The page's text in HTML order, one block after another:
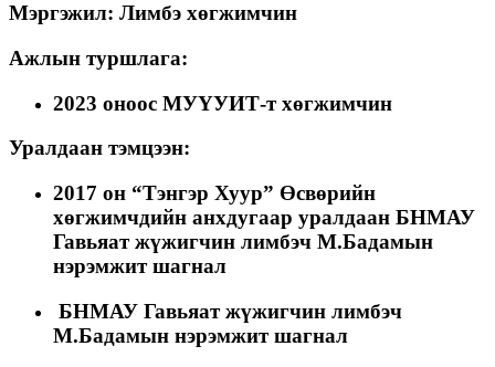
Мэргэжил: Лимбэ хөгжимчин
Ажлын туршлага:
2023 оноос МУҮУИТ-т хөгжимчин
Уралдаан тэмцээн:
2017 он “Тэнгэр Хуур” Өсвөрийн
хөгжимчдийн анхдугаар уралдаан БНМАУ
Гавьяат жүжигчин лимбэч М.Бадамын
нэрэмжит шагнал
БНМАУ Гавьяат жүжигчин лимбэч
М.Бадамын нэрэмжит шагнал